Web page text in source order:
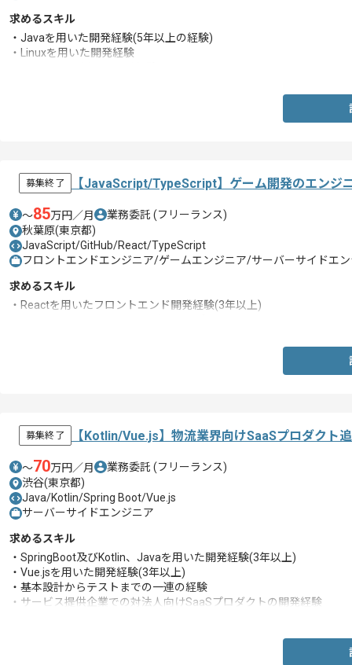
求めるスキル
・Javaを用いた開発経験(5年以上の経験)
・Linuxを用いた開発経験
募集終了 【JavaScript/TypeScript】ゲーム開発のエンジ
〜85万円／月 業務委託 (フリーランス)
秋葉原(東京都)
JavaScript/GitHub/React/TypeScript
フロントエンドエンジニア/ゲームエンジニア/サーバーサイドエ
求めるスキル
・Reactを用いたフロントエンド開発経験(3年以上)
募集終了 【Kotlin/Vue.js】物流業界向けSaaSプロダクト
〜70万円／月 業務委託 (フリーランス)
渋谷(東京都)
Java/Kotlin/Spring Boot/Vue.js
サーバーサイドエンジニア
求めるスキル
・SpringBoot及びKotlin、Javaを用いた開発経験(3年以上)
・Vue.jsを用いた開発経験(3年以上)
・基本設計からテストまでの一連の経験
・サービス提供企業での対法人向けSaaSプロダクトの開発経験